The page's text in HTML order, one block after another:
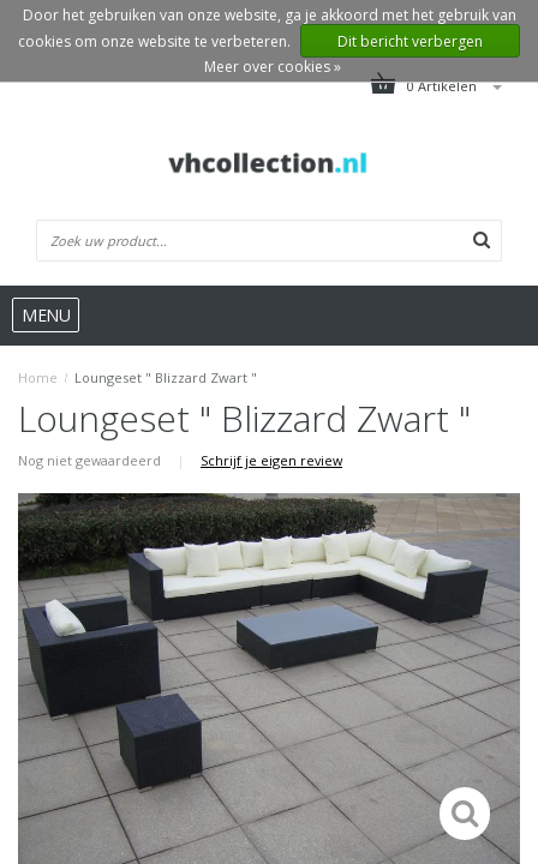
0 Artikelen
MENU
Home / Loungeset " Blizzard Zwart "
Loungeset " Blizzard Zwart "
Nog niet gewaardeerd | Schrijf je eigen review
Door het gebruiken van onze website, ga je akkoord met het gebruik van
cookies om onze website te verbeteren.
Dit bericht verbergen
Meer over cookies »